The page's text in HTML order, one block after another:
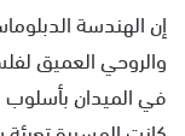
إن الهندسة
والروحي العميق
في الميدان بأسلوب